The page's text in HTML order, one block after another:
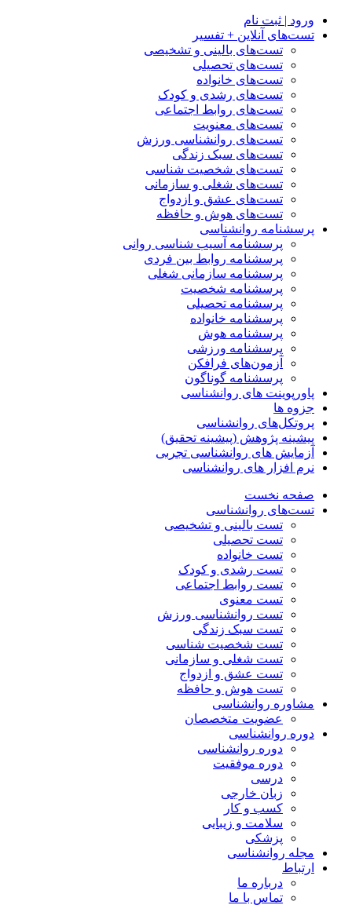
ورود | ثبت نام
تست‌های آنلاین + تفسیر
تست‌های بالینی و تشخیصی
تست‌های تحصیلی
تست‌های خانواده
تست‌های رشدی و کودک
تست‌های روابط اجتماعی
تست‌های معنویت
تست‌های روانشناسی ورزش
تست‌های سبک زندگی
تست‌های شخصیت شناسی
تست‌های شغلی و سازمانی
تست‌های عشق و ازدواج
تست‌های هوش و حافظه
پرسشنامه روانشناسی
پرسشنامه آسیب شناسی روانی
پرسشنامه روابط بین فردی
پرسشنامه سازمانی شغلی
پرسشنامه شخصیت
پرسشنامه تحصیلی
پرسشنامه خانواده
پرسشنامه هوش
پرسشنامه ورزشی
آزمون‌های فرافکن
پرسشنامه گوناگون
پاورپوینت های روانشناسی
جزوه ها
پروتکل‌های روانشناسی
پیشینه پژوهش (پیشینه تحقیق)
آزمایش های روانشناسی تجربی
نرم افزار های روانشناسی
صفحه نخست
تست‌های روانشناسی
تست بالینی و تشخیصی
تست تحصیلی
تست خانواده
تست رشدی و کودک
تست روابط اجتماعی
تست معنوی
تست روانشناسی ورزش
تست سبک زندگی
تست شخصیت شناسی
تست شغلی و سازمانی
تست عشق و ازدواج
تست هوش و حافظه
مشاوره روانشناسی
عضویت متخصصان
دوره روانشناسی
دوره روانشناسی
دوره موفقیت
درسی
زبان خارجی
کسب و کار
سلامت و زیبایی
پزشکی
مجله روانشناسی
ارتباط
درباره ما
تماس با ما